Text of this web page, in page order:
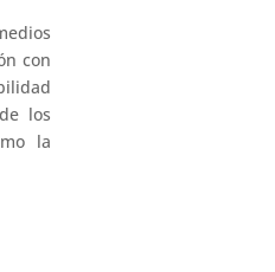
con
los
la